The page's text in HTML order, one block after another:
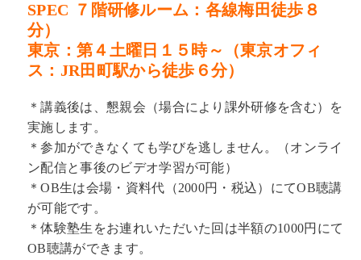
SPEC ７階研修ルーム：各線梅田徒歩８
分）
東京：第４土曜日１５時～（東京オフィ
ス：JR田町駅から徒歩６分）
＊講義後は、懇親会（場合により課外研修を含む）を
実施します。
＊参加ができなくても学びを逃しません。（オンライ
ン配信と事後のビデオ学習が可能）
＊OB生は会場・資料代（2000円・税込）にてOB聴講
が可能です。
＊体験塾生をお連れいただいた回は半額の1000円にて
OB聴講ができます。